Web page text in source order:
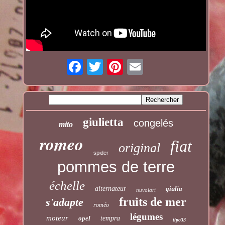
mito giulietta congelés
romeo spider original fiat
pommes de terre
échelle alternateur nuvolari giulia
s'adapte roméo fruits de mer
moteur opel tempra légumes tipo33